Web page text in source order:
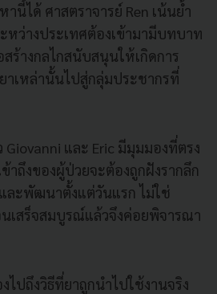
นี้ได้ ศาสตราจารย์ Ren เน้นย้ำ
หว่างประเทศต้องเข้ามามีบทบาท
ร้างกลไกสนับสนุนให้เกิดการ
าเหล่านั้นไปสู่กลุ่มประชากรที่
Giovanni และ Eric มีมุมมองที่ตรง
าถึงของผู้ป่วยจะต้องถูกฝังรากลึก
ละพัฒนาตั้งแต่วันแรก ไม่ใช่
เสร็จสมบูรณ์แล้วจึงค่อยพิจารณา
ปถึงวิธีที่ยาถูกนำไปใช้งานจริง